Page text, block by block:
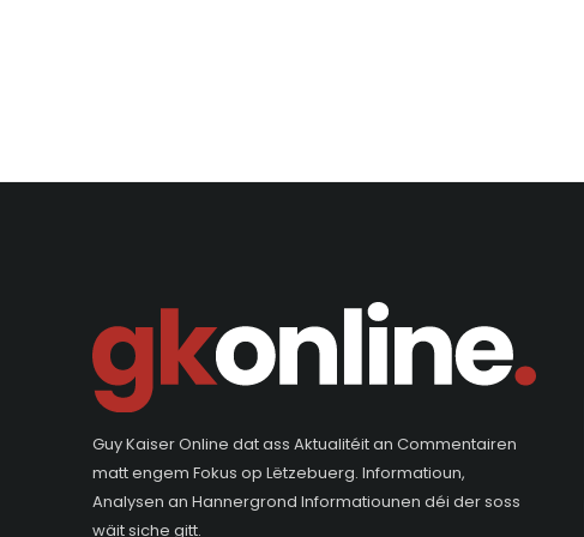
Guy Kaiser Online dat ass Aktualitéit an Commentairen
matt engem Fokus op Lëtzebuerg. Informatioun,
Analysen an Hannergrond Informatiounen déi der soss
wäit siche gitt.